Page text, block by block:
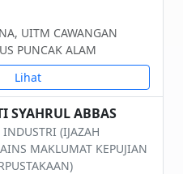
UITM CAWANGAN
PUNCAK ALAM
Lihat
SYAHRUL ABBAS
INDUSTRI (IJAZAH
MAKLUMAT KEPUJIAN